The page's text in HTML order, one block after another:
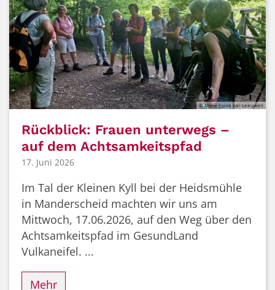
© Marie-Luise van Leeuwen
Rückblick: Frauen unterwegs –
auf dem Achtsamkeitspfad
17. Juni 2026
Im Tal der Kleinen Kyll bei der Heidsmühle
in Manderscheid machten wir uns am
Mittwoch, 17.06.2026, auf den Weg über den
Achtsamkeitspfad im GesundLand
Vulkaneifel. ...
Mehr